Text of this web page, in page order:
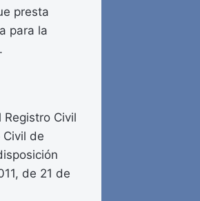
presta
para la
Civil
de
de 21 de